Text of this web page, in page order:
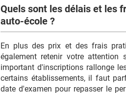
Quels sont les délais et les
auto-école ?
En plus des prix et des frais
également retenir votre attention
important d'inscriptions rallonge
certains établissements, il faut
date d'examen pour repasser le